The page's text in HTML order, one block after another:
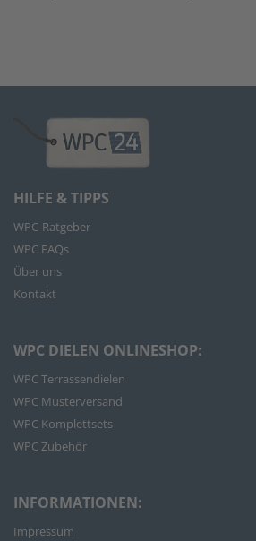
HILFE & TIPPS
WPC-Ratgeber
WPC FAQs
Über uns
Kontakt
WPC DIELEN ONLINESHOP:
WPC Terrassendielen
WPC Musterversand
WPC Komplettsets
WPC Zubehör
INFORMATIONEN:
Impressum